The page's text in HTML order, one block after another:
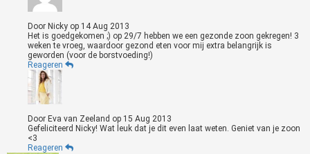
Door Nicky op 14 Aug 2013
Het is goedgekomen ;) op 29/7 hebben we een gezonde zoon gekregen! 3
weken te vroeg, waardoor gezond eten voor mij extra belangrijk is
geworden (voor de borstvoeding!)
Reageren
Door Eva van Zeeland op 15 Aug 2013
Gefeliciteerd Nicky! Wat leuk dat je dit even laat weten. Geniet van je zoon
<3
Reageren